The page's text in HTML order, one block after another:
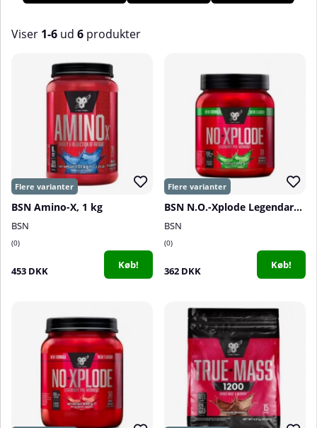
Viser 1-6 ud 6 produkter
Produkter
BSN Amino-X, 1 kg
BSN
0
453 DKK Køb!
BSN N.O.-Xplode Legendary, 30 servings
BSN
0
362 DKK Køb!